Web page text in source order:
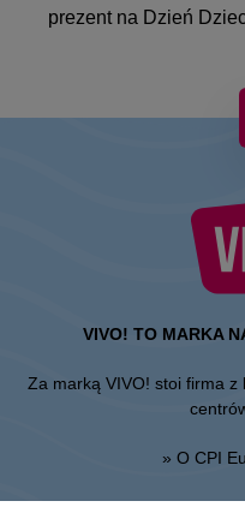
prezent na Dzień
VIVO! TO MARKA
Za marką VIVO! stoi firma
» O CPI